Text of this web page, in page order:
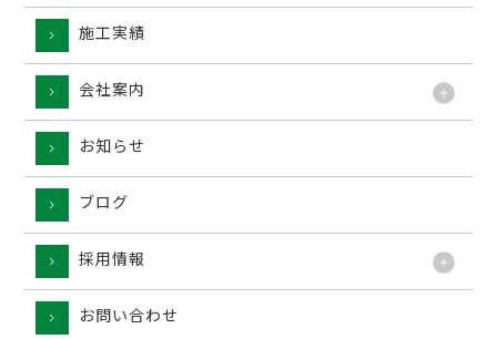
施工実績
会社案内
お知らせ
ブログ
採用情報
お問い合わせ